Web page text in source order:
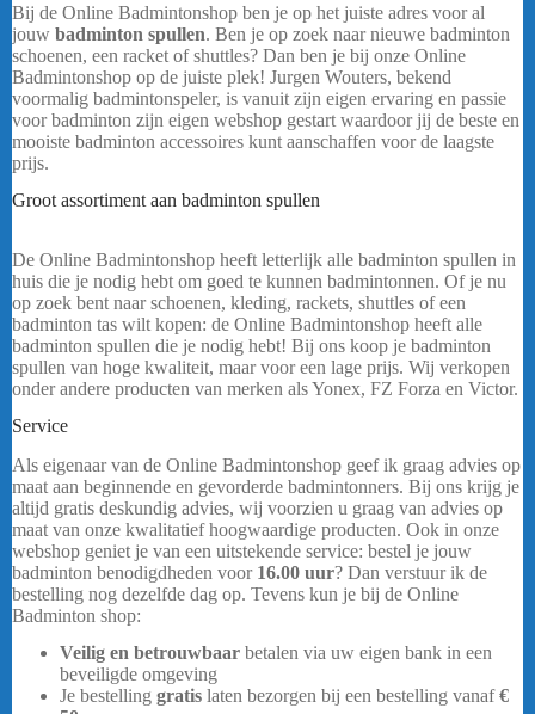
Bij de Online Badmintonshop ben je op het juiste adres voor al
jouw badminton spullen. Ben je op zoek naar nieuwe badminton
schoenen, een racket of shuttles? Dan ben je bij onze Online
Badmintonshop op de juiste plek! Jurgen Wouters, bekend
voormalig badmintonspeler, is vanuit zijn eigen ervaring en passie
voor badminton zijn eigen webshop gestart waardoor jij de beste en
mooiste badminton accessoires kunt aanschaffen voor de laagste
prijs.
Groot assortiment aan badminton spullen
De Online Badmintonshop heeft letterlijk alle badminton spullen in
huis die je nodig hebt om goed te kunnen badmintonnen. Of je nu
op zoek bent naar schoenen, kleding, rackets, shuttles of een
badminton tas wilt kopen: de Online Badmintonshop heeft alle
badminton spullen die je nodig hebt! Bij ons koop je badminton
spullen van hoge kwaliteit, maar voor een lage prijs. Wij verkopen
onder andere producten van merken als Yonex, FZ Forza en Victor.
Service
Als eigenaar van de Online Badmintonshop geef ik graag advies op
maat aan beginnende en gevorderde badmintonners. Bij ons krijg je
altijd gratis deskundig advies, wij voorzien u graag van advies op
maat van onze kwalitatief hoogwaardige producten. Ook in onze
webshop geniet je van een uitstekende service: bestel je jouw
badminton benodigdheden voor 16.00 uur? Dan verstuur ik de
bestelling nog dezelfde dag op. Tevens kun je bij de Online
Badminton shop:
Veilig en betrouwbaar betalen via uw eigen bank in een
beveiligde omgeving
Je bestelling gratis laten bezorgen bij een bestelling vanaf€